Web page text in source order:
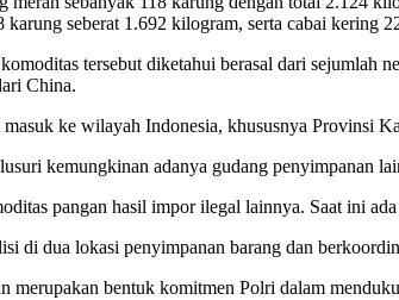
seberat 1.692 kilogram, serta cabai kering
tersebut diketahui berasal dari
China.
ke wilayah Indonesia, khususnya Provinsi
kemungkinan adanya gudang penyimpanan
pangan hasil impor ilegal lainnya. Saat ini
di dua lokasi penyimpanan barang dan
merupakan bentuk komitmen Polri dalam